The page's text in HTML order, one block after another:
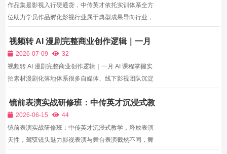
心竞争...
作品集是影视入行硬通货，中传英才依托实训体系全方
位助力学员作品孵化影视行业属于典型成果导向行业，
者过往实拍作品。大量影视爱好者系统学习一段时间之
后，依旧缺少完整、高质量成片，求职面试、洽谈项目
时难以...
视频转 AI 漫剧完整商业创作逻辑｜一月
AI 课程掌握实拍素材漫剧化落地体系
2026-07-09
32
视频转 AI 漫剧完整商业创作逻辑｜一月 AI 课程掌握实
拍素材漫剧化落地体系很多自媒体、线下影视团队沉淀
存量内容直接发布真人赛道流量红利消退，但通过AI技
术转化为AI漫剧，可重新投放漫剧赛道获取全新平台分
账、...
镜前表演实战研修班：中传英才沉浸式教
学，释放表演天性，驾驭镜头魅力
2026-06-15
44
镜前表演实战研修班：中传英才沉浸式教学，释放表演
天性，驾驭镜头魅力影视表演与舞台表演截然不同，舞